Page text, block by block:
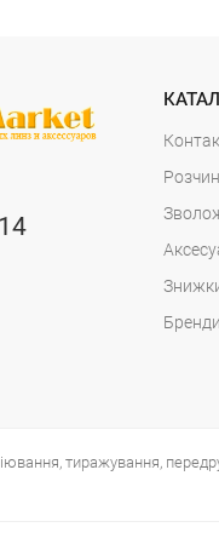
Бренди
тиражування,